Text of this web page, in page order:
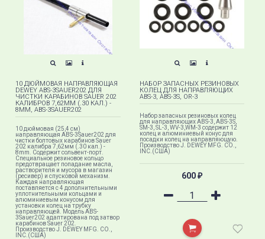
10 ДЮЙМОВАЯ НАПРАВЛЯЮЩАЯ
DEWEY ABS-3SAUER202 ДЛЯ
ЧИСТКИ КАРАБИНОВ SAUER 202
КАЛИБРОВ 7,62ММ (.30 КАЛ.) -
8MM, ABS-3SAUER202
10 дюймовая (25,4 см)
направляющая ABS-3Sauer202 для
чистки болтовых карабинов Sauer
202 калибра 7,62мм (.30 кал.) -
8mm. Содержит сольвент-порт.
Специальное резиновое кольцо
предотвращает попадание масла,
растворителя и мусора в магазин
(ресивер) и спусковой механизм.
Каждая направляющая
поставляется с 4 дополнительными
уплотнительными кольцами и
алюминиевым конусом для
установки колец на трубку
направляющей. Модель ABS-
3Sauer202 адаптирована под затвор
карабинов Sauer 202.
Производство J. DEWEY MFG. CO.,
INC.(США)
НАБОР ЗАПАСНЫХ РЕЗИНОВЫХ
КОЛЕЦ ДЛЯ НАПРАВЛЯЮЩИХ
ABS-3, ABS-3S, OR-3
Набор запасных резиновых колец
для направляющих ABS-3, ABS-3S,
SM-3, SL-3, WV-3,WM-3 содержит 12
колец и алюминиевый конус для
посадки колец на направляющую.
Производство J. DEWEY MFG. CO.,
INC.(США)
600₽